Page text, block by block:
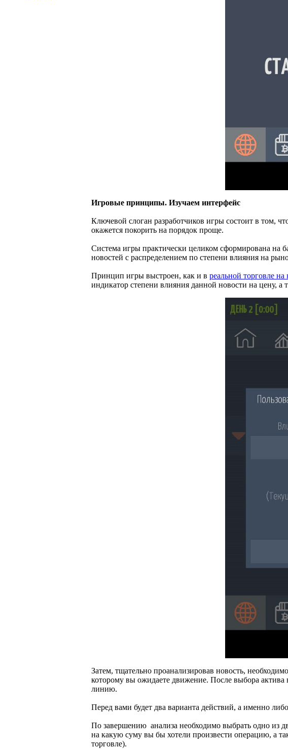
Игровые принципы. Изучаем интерфейс
Ключевой слоган разработчиков игры состоит в том,
окажется покорить на порядок проще.
Система игры практически целиком сформирована на
новостей с распределением по степени влияния на
Принцип игры выстроен, как и в реальной торговле на
индикатор степени влияния данной новости на цену,
Затем, тщательно проанализировав новость,
которому вы ожидаете движение. После выбора
линию.
Перед вами будет два варианта действий, а именно
По завершению анализа необходимо выбрать одно из
на какую суму вы бы хотели произвести операцию, а
торговле).